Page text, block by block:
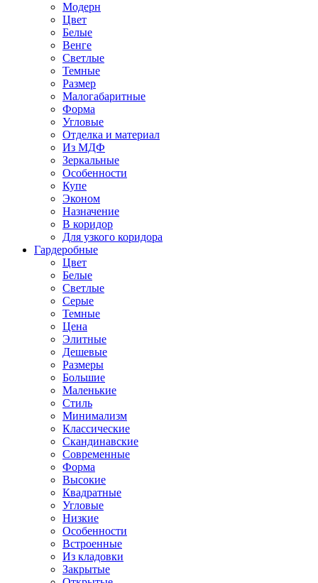
Модерн
Цвет
Белые
Венге
Светлые
Темные
Размер
Малогабаритные
Форма
Угловые
Отделка и материал
Из МДФ
Зеркальные
Особенности
Купе
Эконом
Назначение
В коридор
Для узкого коридора
Гардеробные
Цвет
Белые
Светлые
Серые
Темные
Цена
Элитные
Дешевые
Размеры
Большие
Маленькие
Стиль
Минимализм
Классические
Скандинавские
Современные
Форма
Высокие
Квадратные
Угловые
Низкие
Особенности
Встроенные
Из кладовки
Закрытые